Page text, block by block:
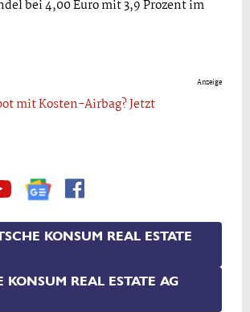
bei 4,00 Euro mit 3,9 Prozent im
Anzeige
mit Kosten-Airbag? Jetzt
KONSUM REAL ESTATE
KONSUM REAL ESTATE AG